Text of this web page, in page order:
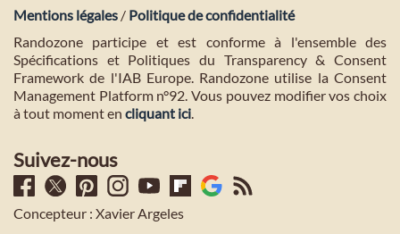
Mentions légales / Politique de confidentialité
Randozone participe et est conforme à l'ensemble des
Spécifications et Politiques du Transparency & Consent
Framework de l'IAB Europe. Randozone utilise la Consent
Management Platform n°92. Vous pouvez modifier vos choix
à tout moment en cliquant ici.
Suivez-nous
Concepteur : Xavier Argeles